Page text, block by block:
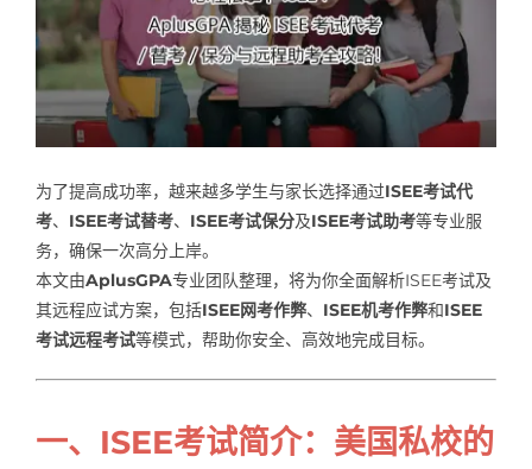
为了提高成功率，越来越多学生与家长选择通过ISEE考试代
考、 ISEE考试替考、 ISEE考试保分及ISEE考试助考等专业服
务，确保一次高分上岸。
本文由AplusGPA专业团队整理，将为你全面解析ISEE考试及
其远程应试方案，包括ISEE网考作弊、 ISEE机考作弊和ISEE
考试远程考试等模式，帮助你安全、高效地完成目标。
一、ISEE考试简介：美国私校的